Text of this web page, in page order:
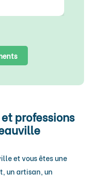
professions
et vous êtes une
un artisan, un